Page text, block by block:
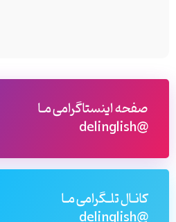
صفحه اینستاگرامی مـا
@delinglish
کانـال تلـگرامی مـا